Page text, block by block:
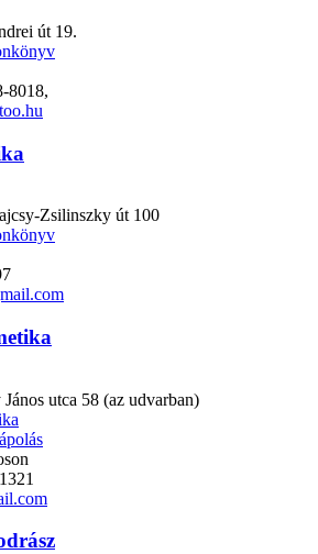
út 19.
8018,
Zsilinszky út 100
János utca 58 (az udvarban)